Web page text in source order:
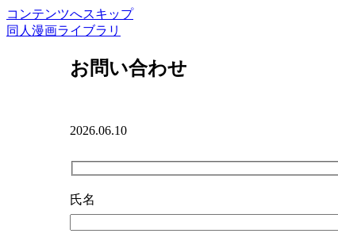
コンテンツへスキップ
同人漫画ライブラリ
お問い合わせ
2026.06.10
氏名